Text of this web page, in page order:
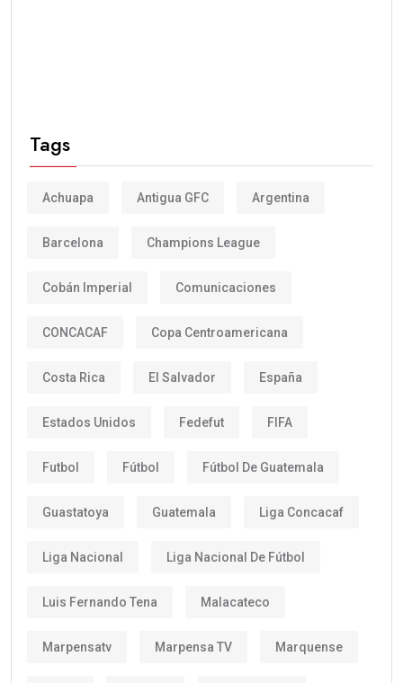
Tags
Achuapa Antigua GFC Argentina
Barcelona Champions League
Cobán Imperial Comunicaciones
CONCACAF Copa Centroamericana
Costa Rica El Salvador España
Estados Unidos Fedefut FIFA
Futbol Fútbol Fútbol De Guatemala
Guastatoya Guatemala Liga Concacaf
Liga Nacional Liga Nacional De Fútbol
Luis Fernando Tena Malacateco
Marpensatv Marpensa TV Marquense